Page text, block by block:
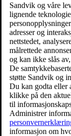
Sandvik og våre
lignende
adresser og
nettstedet,
målrettede
og kan ikke slås
De
støtte Sandvik og
Du kan godta eller
klikke på den
til
Administrer
informasjon om